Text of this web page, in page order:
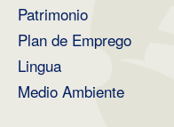
Patrimonio
Plan de Emprego
Lingua
Medio Ambiente